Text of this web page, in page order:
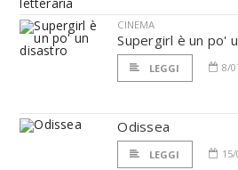
CINEMA
Supergirl è un po'
LEGGI 8/
Odissea
LEGGI